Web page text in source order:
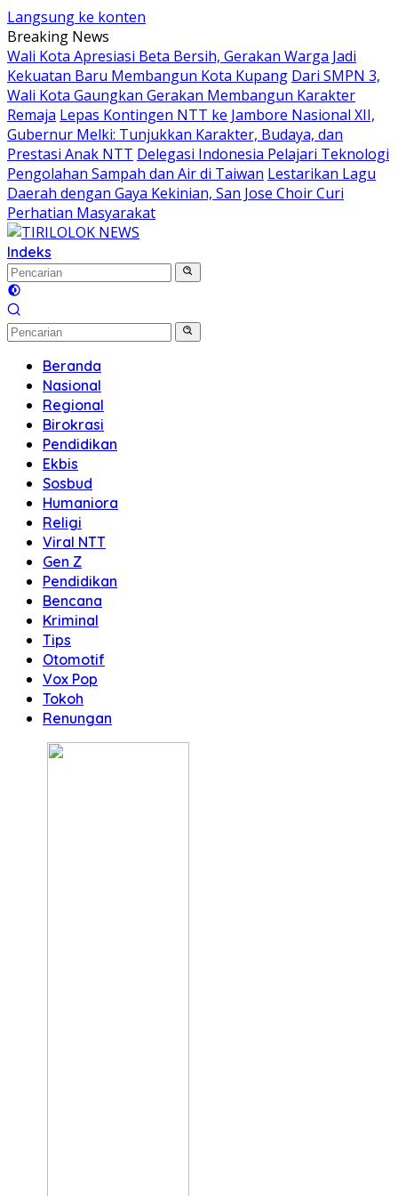
Langsung ke konten
Breaking News
Wali Kota Apresiasi Beta Bersih, Gerakan Warga Jadi
Kekuatan Baru Membangun Kota Kupang Dari SMPN 3,
Wali Kota Gaungkan Gerakan Membangun Karakter
Remaja Lepas Kontingen NTT ke Jambore Nasional XII,
Gubernur Melki: Tunjukkan Karakter, Budaya, dan
Prestasi Anak NTT Delegasi Indonesia Pelajari Teknologi
Pengolahan Sampah dan Air di Taiwan Lestarikan Lagu
Daerah dengan Gaya Kekinian, San Jose Choir Curi
Perhatian Masyarakat
Indeks
Beranda
Nasional
Regional
Birokrasi
Pendidikan
Ekbis
Sosbud
Humaniora
Religi
Viral NTT
Gen Z
Pendidikan
Bencana
Kriminal
Tips
Otomotif
Vox Pop
Tokoh
Renungan